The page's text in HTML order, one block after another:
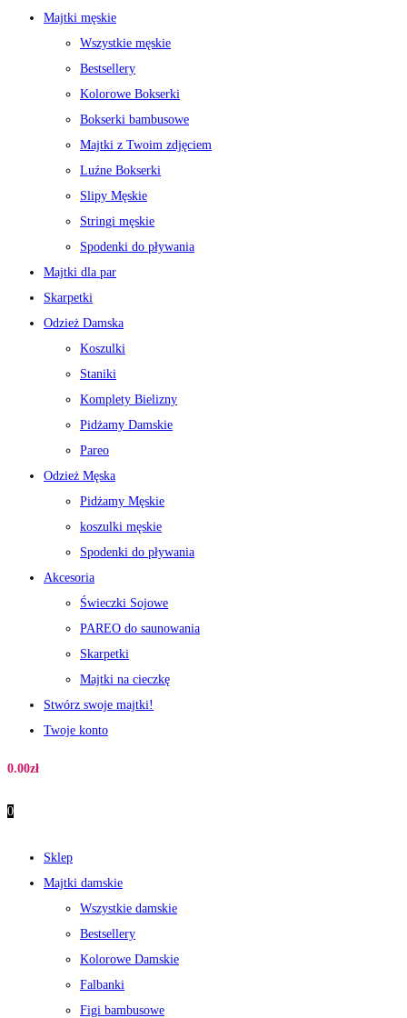
Majtki męskie
Wszystkie męskie
Bestsellery
Kolorowe Bokserki
Bokserki bambusowe
Majtki z Twoim zdjęciem
Luźne Bokserki
Slipy Męskie
Stringi męskie
Spodenki do pływania
Majtki dla par
Skarpetki
Odzież Damska
Koszulki
Staniki
Komplety Bielizny
Pidżamy Damskie
Pareo
Odzież Męska
Pidżamy Męskie
koszulki męskie
Spodenki do pływania
Akcesoria
Świeczki Sojowe
PAREO do saunowania
Skarpetki
Majtki na cieczkę
Stwórz swoje majtki!
Twoje konto
0.00zł
0
Sklep
Majtki damskie
Wszystkie damskie
Bestsellery
Kolorowe Damskie
Falbanki
Figi bambusowe